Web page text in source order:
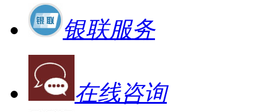
银联服务
在线咨询